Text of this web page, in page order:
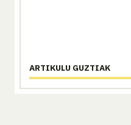
ARTIKULU GUZTIAK